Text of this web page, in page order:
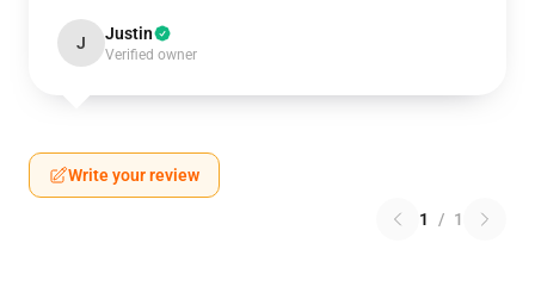
J Justin
Verified owner
Write your review
1 / 1